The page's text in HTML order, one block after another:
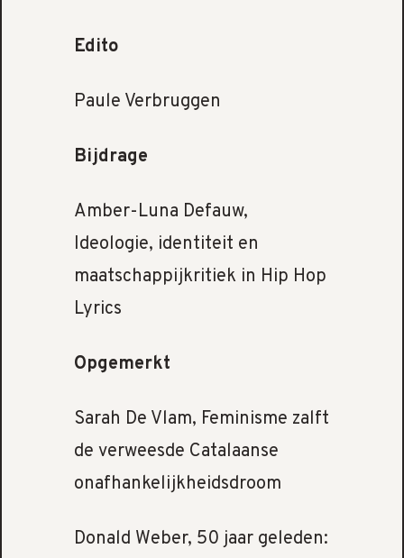
Edito
Paule Verbruggen
Bijdrage
Amber-Luna Defauw,
Ideologie, identiteit en
maatschappijkritiek in Hip Hop
Lyrics
Opgemerkt
Sarah De Vlam, Feminisme zalft
de verweesde Catalaanse
onafhankelijkheidsdroom
Donald Weber, 50 jaar geleden: